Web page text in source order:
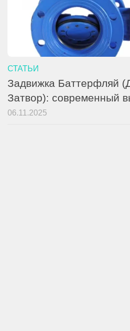
СТАТЬИ
Задвижка Баттерфляй
Затвор): современный
06.11.2025